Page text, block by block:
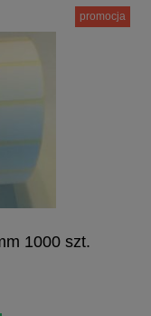
1000 szt.
promocja